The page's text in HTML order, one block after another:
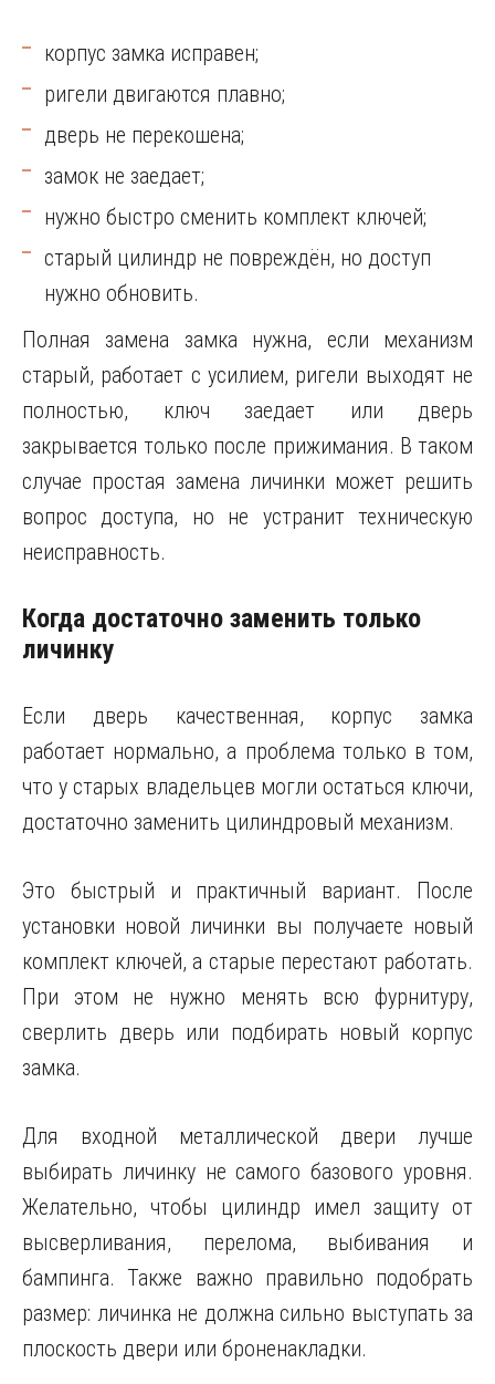
корпус замка исправен;
ригели двигаются плавно;
дверь не перекошена;
замок не заедает;
нужно быстро сменить комплект ключей;
старый цилиндр не повреждён, но доступ
нужно обновить.
Полная замена замка нужна, если механизм
старый, работает с усилием, ригели выходят не
полностью, ключ заедает или дверь
закрывается только после прижимания. В таком
случае простая замена личинки может решить
вопрос доступа, но не устранит техническую
неисправность.
Когда достаточно заменить только
личинку
Если дверь качественная, корпус замка
работает нормально, а проблема только в том,
что у старых владельцев могли остаться ключи,
достаточно заменить цилиндровый механизм.
Это быстрый и практичный вариант. После
установки новой личинки вы получаете новый
комплект ключей, а старые перестают работать.
При этом не нужно менять всю фурнитуру,
сверлить дверь или подбирать новый корпус
замка.
Для входной металлической двери лучше
выбирать личинку не самого базового уровня.
Желательно, чтобы цилиндр имел защиту от
высверливания, перелома, выбивания и
бампинга. Также важно правильно подобрать
размер: личинка не должна сильно выступать за
плоскость двери или броненакладки.